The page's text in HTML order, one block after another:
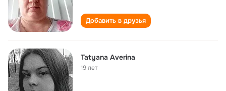
Добавить в друзья
Tatyana Averina
19 лет